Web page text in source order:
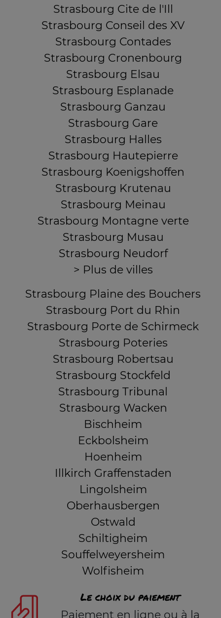
Strasbourg Cite de l'Ill
Strasbourg Conseil des XV
Strasbourg Contades
Strasbourg Cronenbourg
Strasbourg Elsau
Strasbourg Esplanade
Strasbourg Ganzau
Strasbourg Gare
Strasbourg Halles
Strasbourg Hautepierre
Strasbourg Koenigshoffen
Strasbourg Krutenau
Strasbourg Meinau
Strasbourg Montagne verte
Strasbourg Musau
Strasbourg Neudorf
> Plus de villes
Strasbourg Plaine des Bouchers
Strasbourg Port du Rhin
Strasbourg Porte de Schirmeck
Strasbourg Poteries
Strasbourg Robertsau
Strasbourg Stockfeld
Strasbourg Tribunal
Strasbourg Wacken
Bischheim
Eckbolsheim
Hoenheim
Illkirch Graffenstaden
Lingolsheim
Oberhausbergen
Ostwald
Schiltigheim
Souffelweyersheim
Wolfisheim
Le choix du paiement
Paiement en ligne ou à la